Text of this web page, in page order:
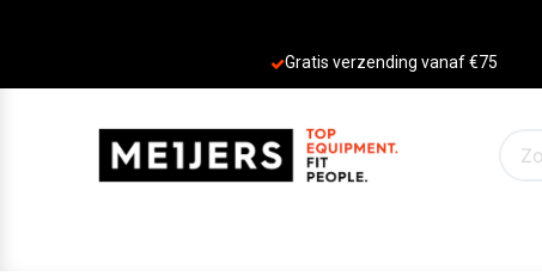
Gratis verzending vanaf €75